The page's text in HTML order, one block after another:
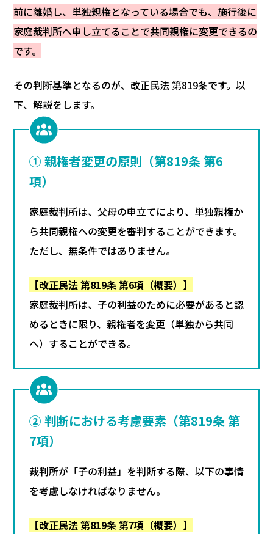
前に離婚し、単独親権となっている場合でも、施行後に
家庭裁判所へ申し立てることで共同親権に変更できるの
です。
その判断基準となるのが、改正民法 第819条です。以
下、解説をします。
① 親権者変更の原則（第819条 第6
項）
家庭裁判所は、父母の申立てにより、単独親権か
ら共同親権への変更を審判することができます。
ただし、無条件ではありません。
【改正民法 第819条 第6項（概要）】
家庭裁判所は、子の利益のために必要があると認
めるときに限り、親権者を変更（単独から共同
へ）することができる。
② 判断における考慮要素（第819条 第
7項）
裁判所が「子の利益」を判断する際、以下の事情
を考慮しなければなりません。
【改正民法 第819条 第7項（概要）】